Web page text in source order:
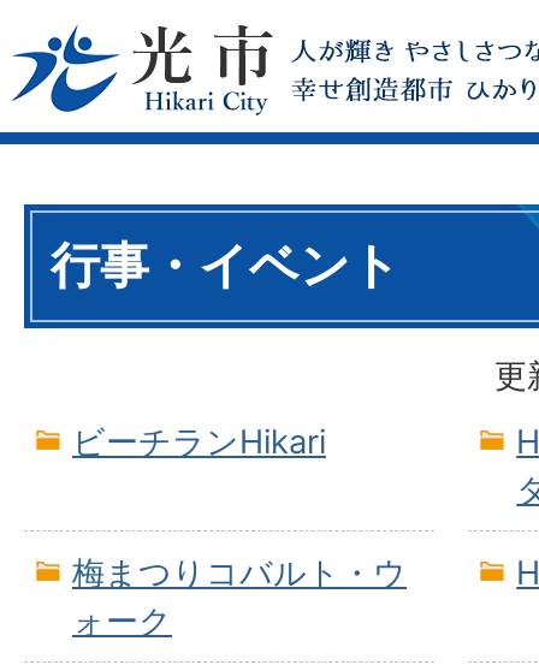
行事・イベント
更
ビーチランHikari
梅まつりコバルト・ウ
ォーク